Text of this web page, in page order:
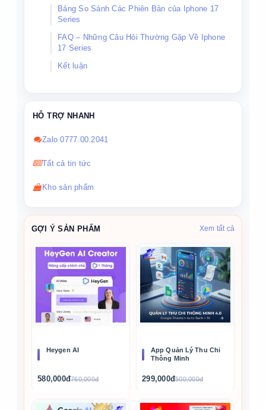
Bảng So Sánh Các Phiên Bản của Iphone 17
Series
FAQ – Những Câu Hỏi Thường Gặp Về Iphone
17 Series
Kết luận
HỖ TRỢ NHANH
Zalo 0777.00.2041
Tất cả tin tức
Kho sản phẩm
GỢI Ý SẢN PHẨM Xem tất cả
Heygen AI
580,000đ760,000đ
App Quản Lý Thu Chi
Thông Minh
299,000đ500,000đ